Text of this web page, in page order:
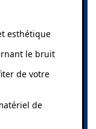
esthétique
le bruit
de votre
de